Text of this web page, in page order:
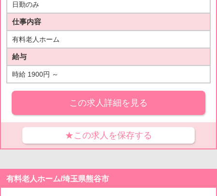
日勤のみ
仕事内容
有料老人ホーム
給与
時給 1900円 ～
この求人詳細を見る
★この求人を保存する
有料老人ホーム/埼玉県熊谷市